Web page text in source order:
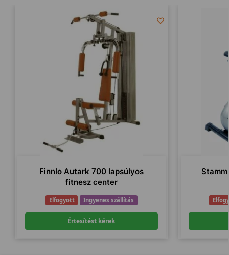
Finnlo Autark 700 lapsúlyos
fitnesz center
Elfogyott Ingyenes szállítás
Értesítést kérek